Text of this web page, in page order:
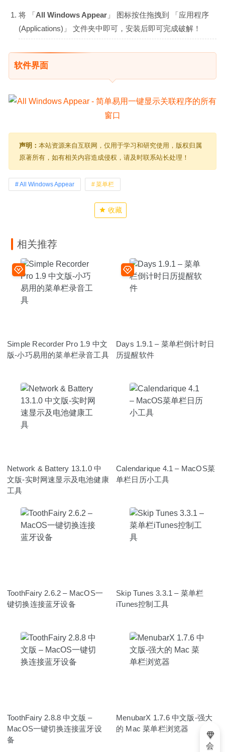
将 「All Windows Appear 」 图标按住拖拽到 「应用程序
(Applications)」 文件夹中即可，安装后即可完成破解！
软件界面
声明： 本站资源来自互联网，仅用于学习和研究使用，版权归属
原著所有，如有相关内容造成侵权，请及时联系站长处理！
All Windows Appear 菜单栏
收藏
相关推荐
Simple Recorder Pro 1.9 中文
版-小巧易用的菜单栏录音工具
Days 1.9.1 – 菜单栏倒计时日
历提醒软件
Network & Battery 13.1.0 中
文版-实时网速显示及电池健康
工具
Calendarique 4.1 – MacOS菜
单栏日历小工具
ToothFairy 2.6.2 – MacOS一
键切换连接蓝牙设备
Skip Tunes 3.3.1 – 菜单栏
iTunes控制工具
ToothFairy 2.8.8 中文版 –
MacOS一键切换连接蓝牙设
备
MenubarX 1.7.6 中文版-强大
的 Mac 菜单栏浏览器
会